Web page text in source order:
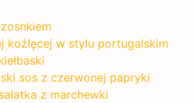
koźlęcej w stylu portugalskim
sos z czerwonej papryki
z marchewki